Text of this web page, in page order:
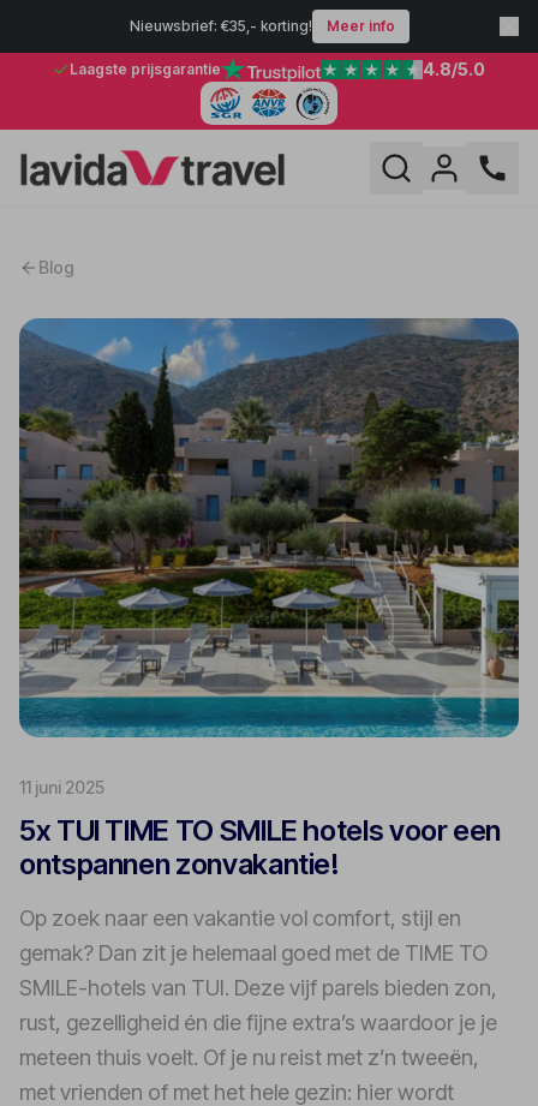
Nieuwsbrief: €35,- korting! Meer info
Laagste prijsgarantie 4.8/5.0
Blog
11 juni 2025
5x TUI TIME TO SMILE hotels voor een
ontspannen zonvakantie!
Op zoek naar een vakantie vol comfort, stijl en
gemak? Dan zit je helemaal goed met de TIME TO
SMILE-hotels van TUI. Deze vijf parels bieden zon,
rust, gezelligheid én die fijne extra’s waardoor je je
meteen thuis voelt. Of je nu reist met z’n tweeën,
met vrienden of met het hele gezin: hier wordt